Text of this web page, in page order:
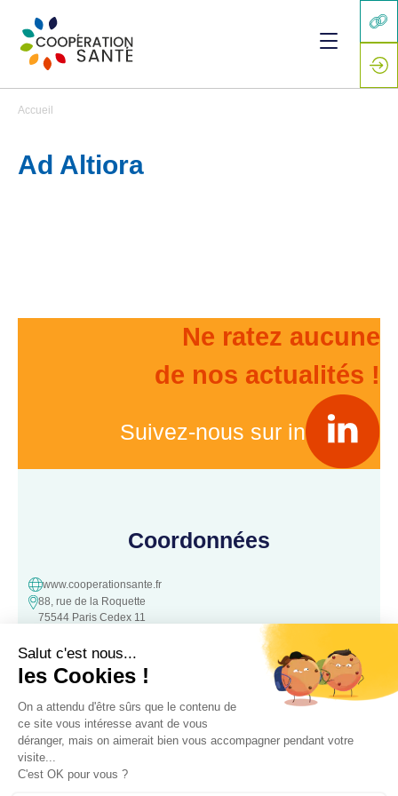
Accueil
Ad Altiora
Ne ratez aucune
de nos actualités !
Suivez-nous sur in
Coordonnées
www.cooperationsante.fr
88, rue de la Roquette
75544 Paris Cedex 11
Contact
Une question, une suggestion ?
N’hésitez pas à nous contacter :
Contacter nous